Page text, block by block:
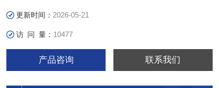
更新时间： 2026-05-21
访 问 量： 10477
产品咨询 联系我们